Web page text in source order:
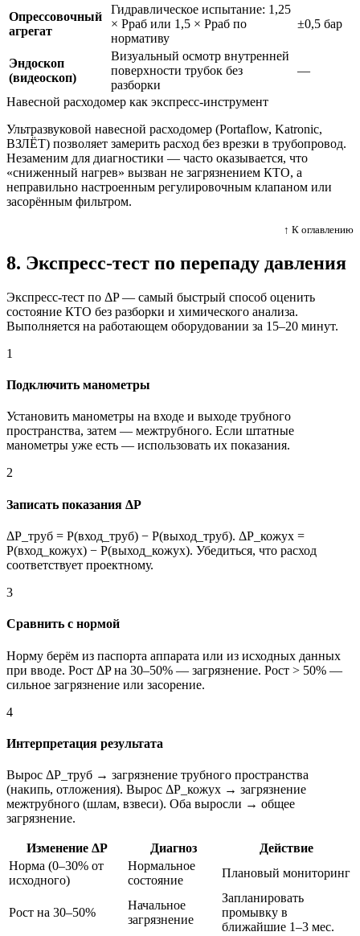
Опрессовочный
агрегат
Гидравлическое испытание: 1,25
× Рраб или 1,5 × Рраб по
нормативу
±0,5 бар
Эндоскоп
(видеоскоп)
Визуальный осмотр внутренней
поверхности трубок без
разборки
—
Навесной расходомер как экспресс-инструмент
Ультразвуковой навесной расходомер (Portaflow, Katronic,
ВЗЛЁТ) позволяет замерить расход без врезки в трубопровод.
Незаменим для диагностики — часто оказывается, что
«сниженный нагрев» вызван не загрязнением КТО, а
неправильно настроенным регулировочным клапаном или
засорённым фильтром.
↑ К оглавлению
8. Экспресс-тест по перепаду давления
Экспресс-тест по ΔP — самый быстрый способ оценить
состояние КТО без разборки и химического анализа.
Выполняется на работающем оборудовании за 15–20 минут.
1
Подключить манометры
Установить манометры на входе и выходе трубного
пространства, затем — межтрубного. Если штатные
манометры уже есть — использовать их показания.
2
Записать показания ΔP
ΔP_труб = P(вход_труб) − P(выход_труб). ΔP_кожух =
P(вход_кожух) − P(выход_кожух). Убедиться, что расход
соответствует проектному.
3
Сравнить с нормой
Норму берём из паспорта аппарата или из исходных данных
при вводе. Рост ΔP на 30–50% — загрязнение. Рост > 50% —
сильное загрязнение или засорение.
4
Интерпретация результата
Вырос ΔP_труб → загрязнение трубного пространства
(накипь, отложения). Вырос ΔP_кожух → загрязнение
межтрубного (шлам, взвеси). Оба выросли → общее
загрязнение.
Изменение ΔP Диагноз
Действие
Норма (0–30% от
исходного)
Нормальное
состояние
Плановый мониторинг
Рост на 30–50%
Начальное
загрязнение
Запланировать
промывку в
ближайшие 1–3 мес.